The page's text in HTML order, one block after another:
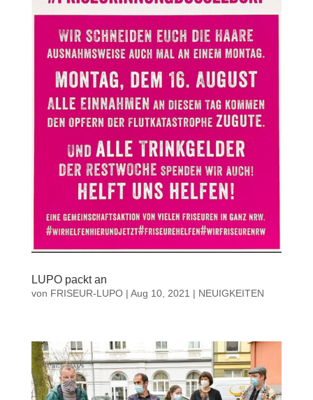
LUPO packt an
von FRISEUR-LUPO| Aug 10, 2021 | NEUIGKEITEN